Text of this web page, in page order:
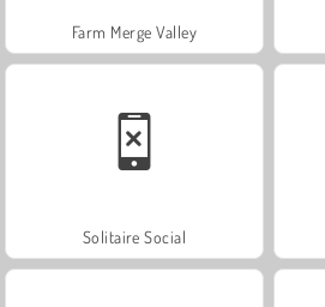
Farm Merge Valley
Solitaire Social